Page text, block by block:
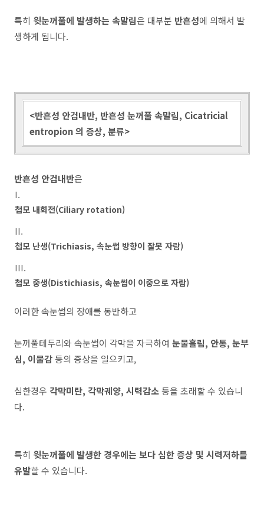
특히 윗눈꺼풀에 발생하는 속말림은 대부분 반흔성에 의해서 발
생하게 됩니다.
<반흔성 안검내반, 반흔성 눈꺼풀 속말림, Cicatricial
entropion 의 증상, 분류>
반흔성 안검내반은
첩모 내회전(Ciliary rotation)
첩모 난생(Trichiasis, 속눈썹 방향이 잘못 자람)
첩모 중생(Distichiasis, 속눈썹이 이중으로 자람)
이러한 속눈썹의 장애를 동반하고
눈꺼풀테두리와 속눈썹이 각막을 자극하여 눈물흘림, 안통, 눈부
심, 이물감등의 증상을 일으키고,
심한경우 각막미란, 각막궤양, 시력감소등을 초래할 수 있습니
다.
특히 윗눈꺼풀에 발생한 경우에는 보다 심한 증상 및 시력저하를
유발할 수 있습니다.